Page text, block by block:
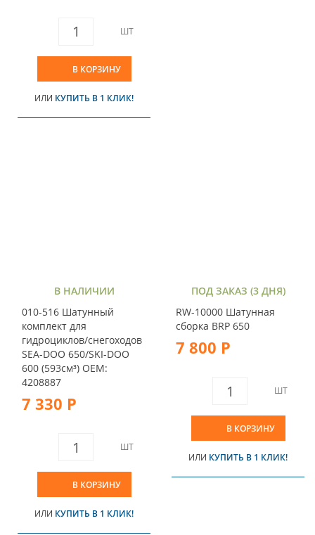
ШТ
В КОРЗИНУ
ИЛИ КУПИТЬ В 1 КЛИК!
В НАЛИЧИИ
010-516 Шатунный
комплект для
гидроциклов/снегоходов
SEA-DOO 650/SKI-DOO
600 (593см³) OEM:
4208887
7 330 Р
ШТ
В КОРЗИНУ
ИЛИ КУПИТЬ В 1 КЛИК!
ПОД ЗАКАЗ (3 ДНЯ)
RW-10000 Шатунная
сборка BRP 650
7 800 Р
ШТ
В КОРЗИНУ
ИЛИ КУПИТЬ В 1 КЛИК!